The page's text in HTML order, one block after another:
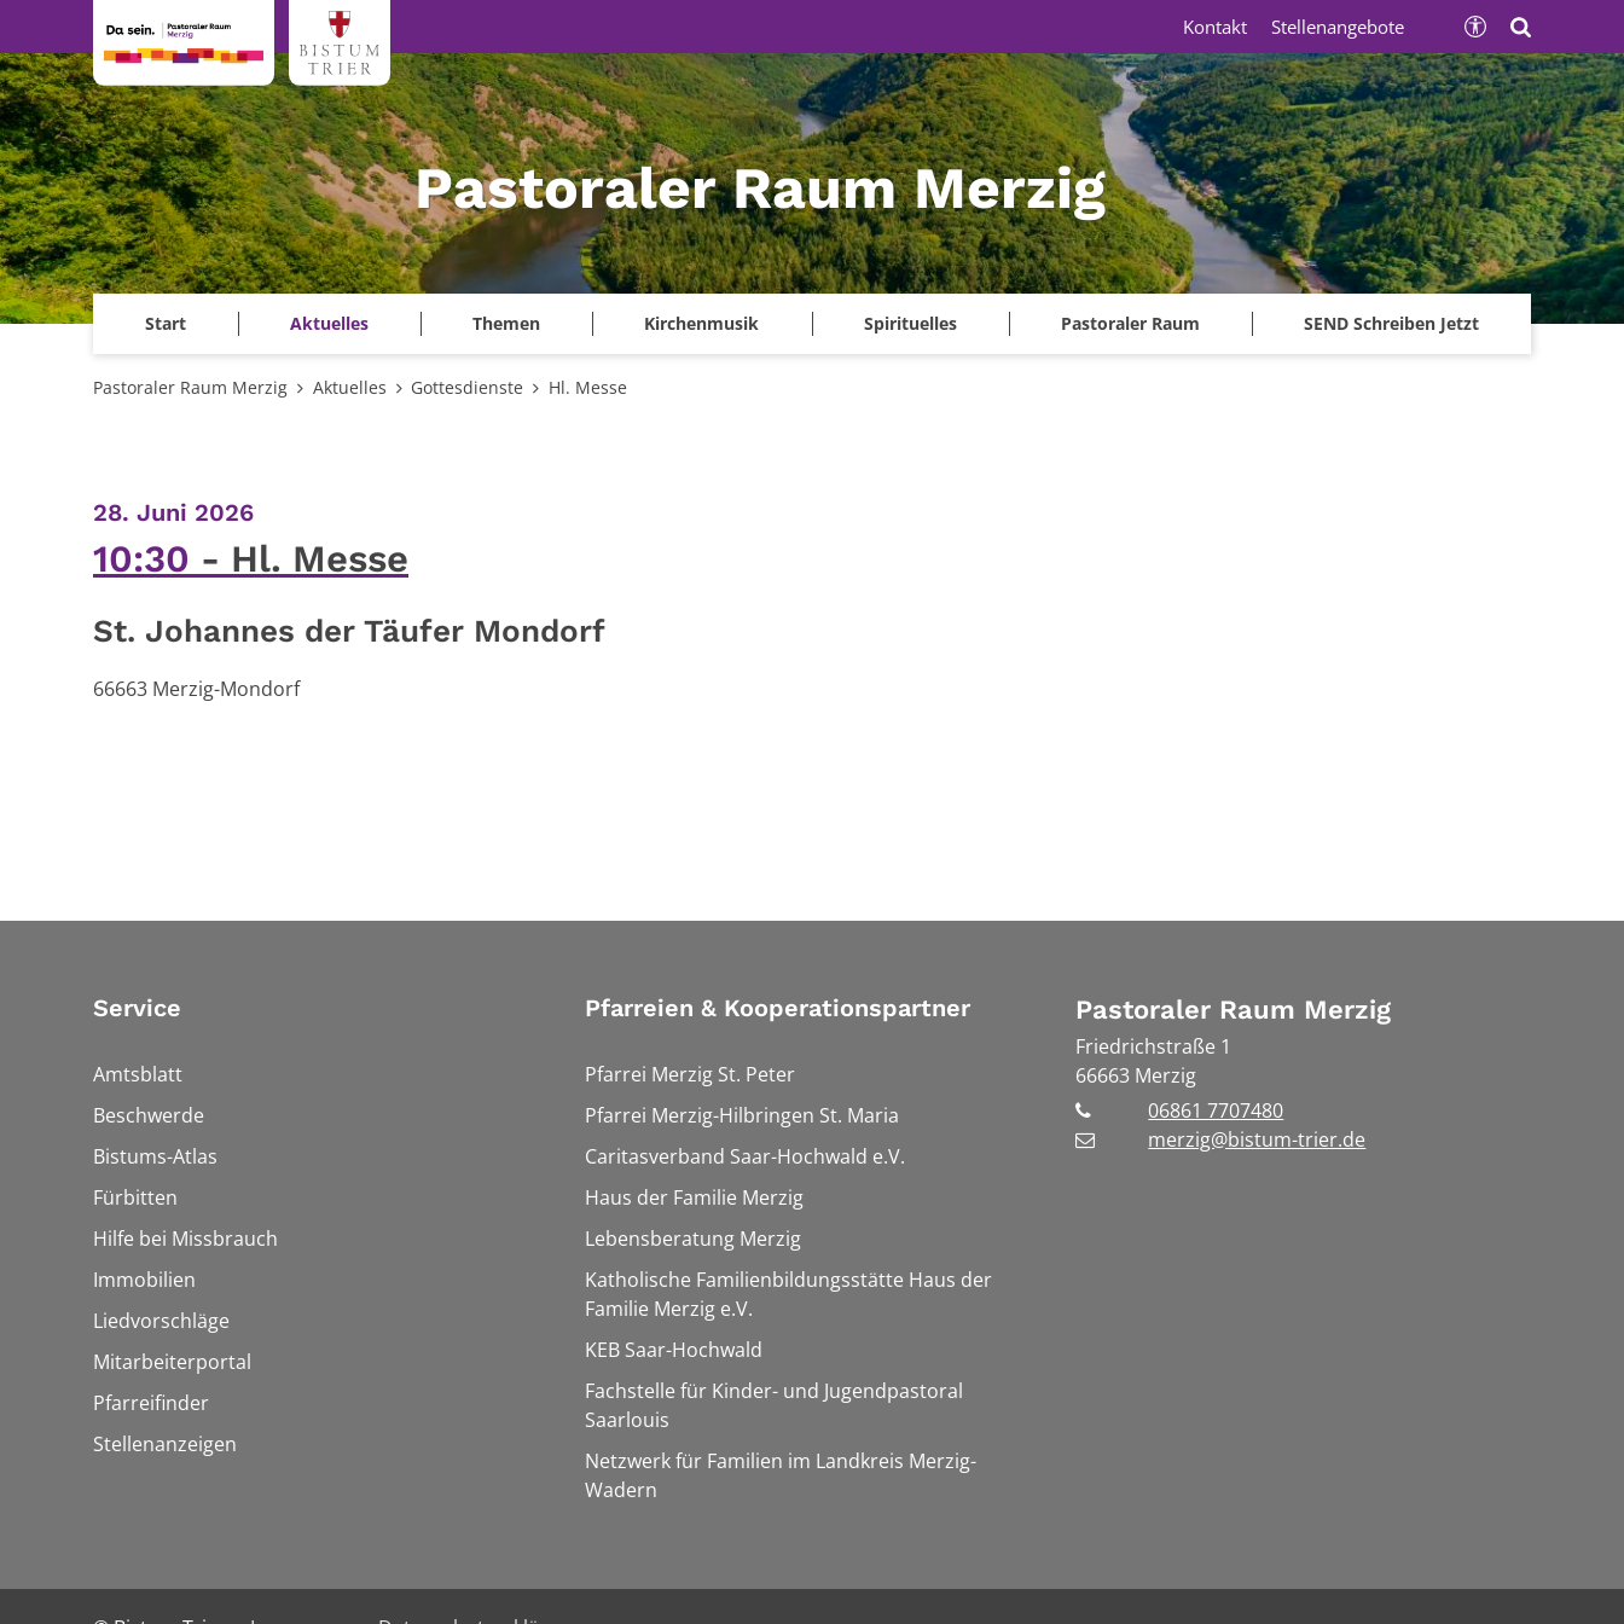
Pastoraler Raum Merzig
Start Aktuelles Themen Kirchenmusik Spirituelles Pastoraler Raum SEND Schreiben Jetzt
Kontakt Stellenangebote
Pastoraler Raum Merzig Aktuelles Gottesdienste Hl. Messe
28. Juni 2026:
10:30 Hl. Messe
St. Johannes der Täufer Mondorf
66663 Merzig-Mondorf
Service
Amtsblatt
Beschwerde
Bistums-Atlas
Fürbitten
Hilfe bei Missbrauch
Immobilien
Liedvorschläge
Mitarbeiterportal
Pfarreifinder
Stellenanzeigen
Pfarreien & Kooperationspartner
Pfarrei Merzig St. Peter
Pfarrei Merzig-Hilbringen St. Maria
Caritasverband Saar-Hochwald e.V.
Haus der Familie Merzig
Lebensberatung Merzig
Katholische Familienbildungsstätte Haus der
Familie Merzig e.V.
KEB Saar-Hochwald
Fachstelle für Kinder- und Jugendpastoral
Saarlouis
Netzwerk für Familien im Landkreis Merzig-
Wadern
Pastoraler Raum Merzig
Friedrichstraße 1
66663 Merzig
06861 7707480
merzig@bistum-trier.de